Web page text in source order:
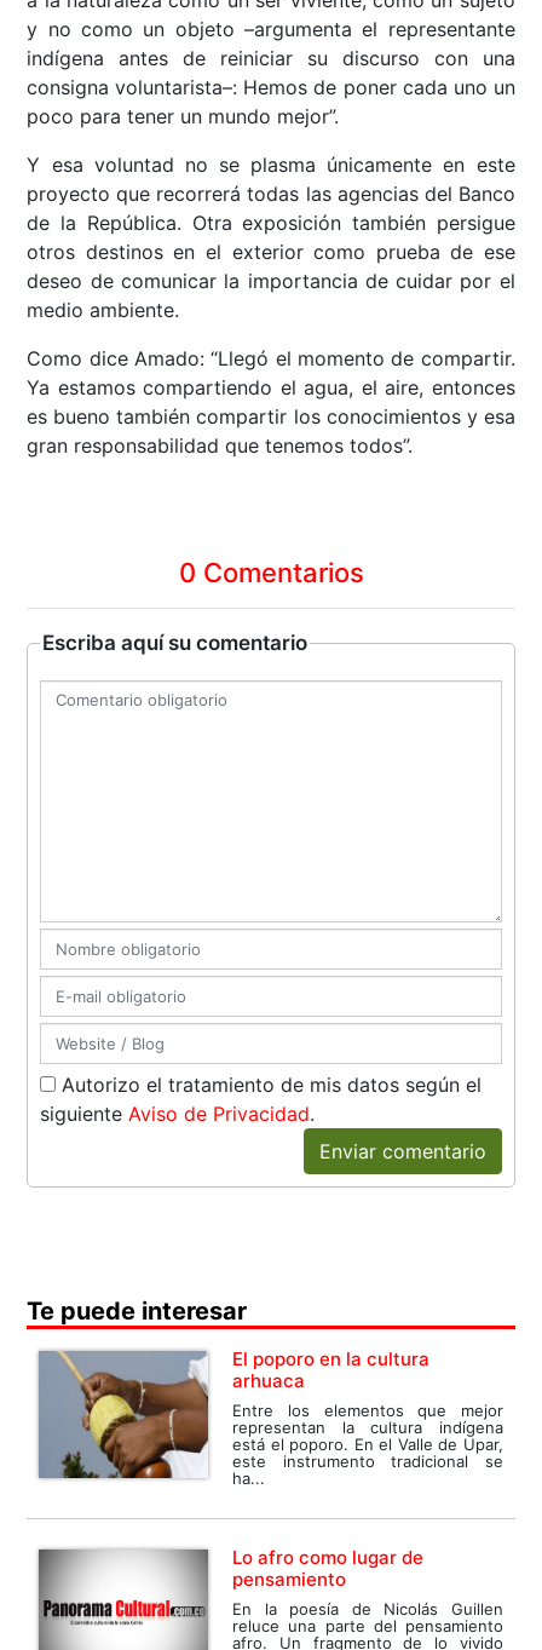
y no como un objeto –argumenta el representante
indígena antes de reiniciar su discurso con una
consigna voluntarista–: Hemos de poner cada uno un
poco para tener un mundo mejor”.
Y esa voluntad no se plasma únicamente en este
proyecto que recorrerá todas las agencias del Banco
de la República. Otra exposición también persigue
otros destinos en el exterior como prueba de ese
deseo de comunicar la importancia de cuidar por el
medio ambiente.
Como dice Amado: “Llegó el momento de compartir.
Ya estamos compartiendo el agua, el aire, entonces
es bueno también compartir los conocimientos y esa
gran responsabilidad que tenemos todos”.
0 Comentarios
Escriba aquí su comentario
Autorizo el tratamiento de mis datos según el
siguiente Aviso de Privacidad.
Enviar comentario
Te puede interesar
El poporo en la cultura
arhuaca
Entre los elementos que mejor
representan la cultura indígena
está el poporo. En el Valle de Upar,
este instrumento tradicional se
ha...
Lo afro como lugar de
pensamiento
En la poesía de Nicolás Guillen
reluce una parte del pensamiento
afro. Un fragmento de lo vivido